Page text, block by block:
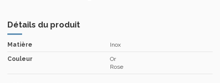
Détails du produit
Matière Inox
Couleur
Or
Rose